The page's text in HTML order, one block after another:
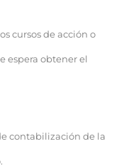
cursos de acción o
espera obtener el
contabilización de la